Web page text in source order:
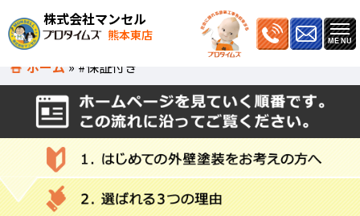
株式会社マンセル
熊本東店
ホーム » #保証付き